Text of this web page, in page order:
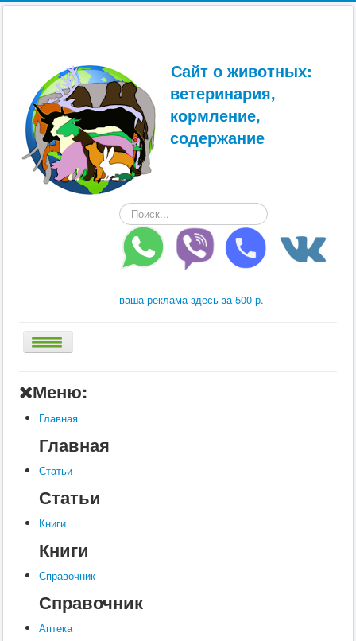
Сайт о животных:
ветеринария,
кормление,
содержание
Искать...
ваша реклама здесь за 500 р.
Книги
Услуги
Контакты
Шкатулки
Меню:
Главная
Главная
Статьи
Статьи
Книги
Книги
Справочник
Справочник
Аптека